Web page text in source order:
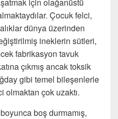
Çocuk felci,
dünya üzerinden
ineklerin sütleri,
fabrikasyon tavuk
çıkmış ancak toksik
gibi temel bileşenlerle
olmaktan çok uzaktı.
boş durmamış,